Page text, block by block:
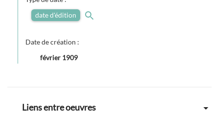
date d'édition
Date de création :
février 1909
Liens entre oeuvres